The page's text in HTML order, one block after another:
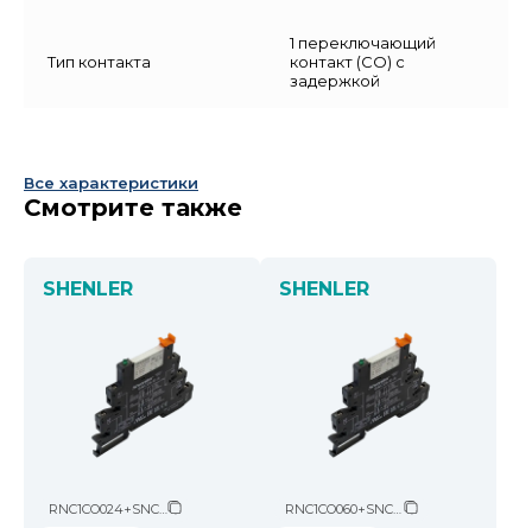
Тип контакта
1 переключающий
контакт (CO) с
задержкой
Все характеристики
Смотрите также
SHENLER
RNC1CO024+SNC05-E-A
SHENLER
RNC1CO060+SNC05-E-D